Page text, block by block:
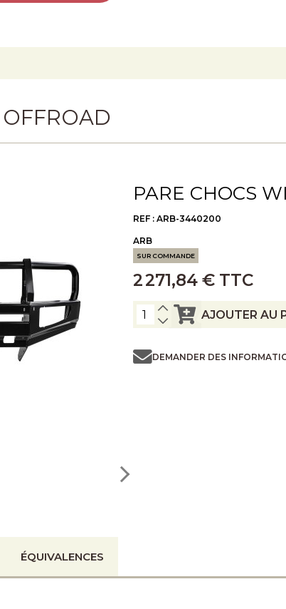
PARE CHOCS
REF : ARB-3440200
ARB
SUR COMMANDE
2 271,84 € TTC
AJOUTER AU
DEMANDER DES
ÉQUIVALENCES